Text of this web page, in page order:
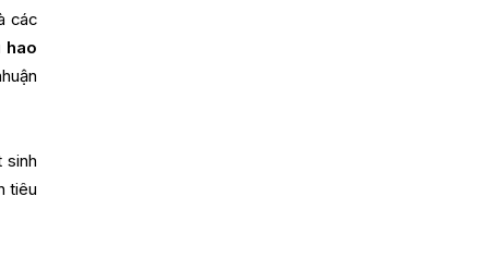
các
hao
sinh
tiêu